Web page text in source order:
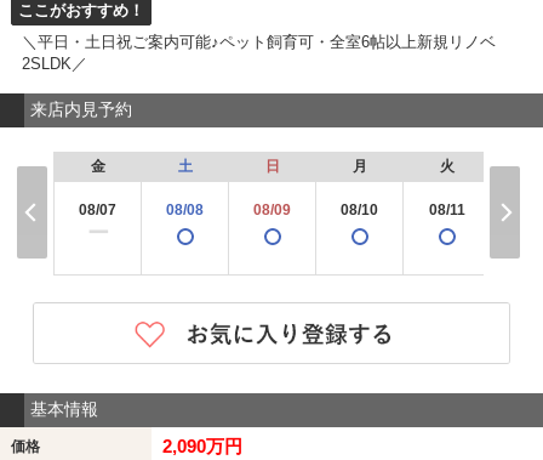
ここがおすすめ！
＼平日・土日祝ご案内可能♪ペット飼育可・全室6帖以上新規リノベ
2SLDK／
来店内見予約
金
08/07
ー
土
08/08
日
08/09
月
08/10
火
08/11
基本情報
価格 2,090万円